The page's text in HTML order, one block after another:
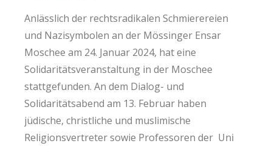
Anlässlich der rechtsradikalen Schmierereien
und Nazisymbolen an der Mössinger Ensar
Moschee am 24. Januar 2024, hat eine
Solidaritätsveranstaltung in der Moschee
stattgefunden. An dem Dialog- und
Solidaritätsabend am 13. Februar haben
jüdische, christliche und muslimische
Religionsvertreter sowie Professoren der Uni